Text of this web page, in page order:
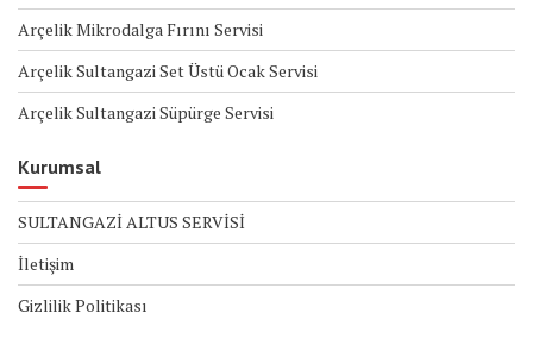
Arçelik Mikrodalga Fırını Servisi
Arçelik Sultangazi Set Üstü Ocak Servisi
Arçelik Sultangazi Süpürge Servisi
Kurumsal
SULTANGAZİ ALTUS SERVİSİ
İletişim
Gizlilik Politikası